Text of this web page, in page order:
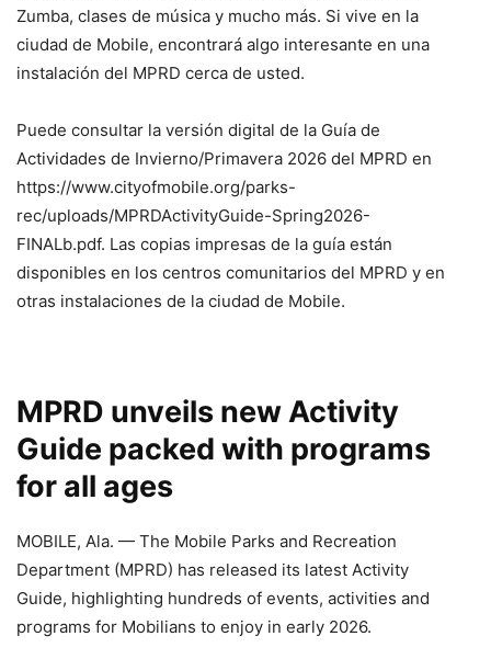
Zumba, clases de música y mucho más. Si vive en la
ciudad de Mobile, encontrará algo interesante en una
instalación del MPRD cerca de usted.
Puede consultar la versión digital de la Guía de
Actividades de Invierno/Primavera 2026 del MPRD en
https://www.cityofmobile.org/parks-
rec/uploads/MPRDActivityGuide-Spring2026-
FINALb.pdf. Las copias impresas de la guía están
disponibles en los centros comunitarios del MPRD y en
otras instalaciones de la ciudad de Mobile.
MPRD unveils new Activity
Guide packed with programs
for all ages
MOBILE, Ala. — The Mobile Parks and Recreation
Department (MPRD) has released its latest Activity
Guide, highlighting hundreds of events, activities and
programs for Mobilians to enjoy in early 2026.